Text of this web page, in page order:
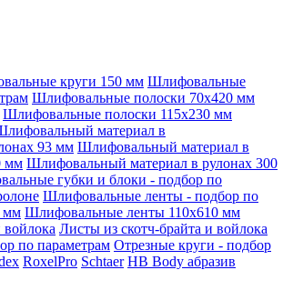
круги 150 мм Шлифовальные
Шлифовальные полоски 70x420 мм
Шлифовальные полоски 115x230 мм
материал в
93 мм Шлифовальный материал в
мм Шлифовальный материал в рулонах 300
губки и блоки - подбор по
Шлифовальные ленты - подбор по
мм Шлифовальные ленты 110x610 мм
войлока Листы из скотч-брайта и войлока
по параметрам Отрезные круги - подбор
RoxelPro Schtaer HB Body абразив